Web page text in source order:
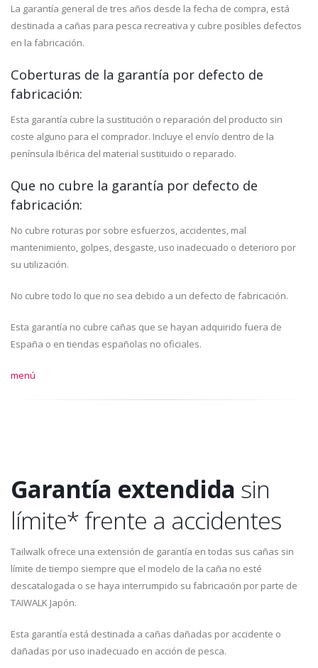
La garantía general de tres años desde la fecha de compra, está
destinada a cañas para pesca recreativa y cubre posibles defectos
en la fabricación.
Coberturas de la garantía por defecto de
fabricación:
Esta garantía cubre la sustitución o reparación del producto sin
coste alguno para el comprador. Incluye el envío dentro de la
península Ibérica del material sustituido o reparado.
Que no cubre la garantía por defecto de
fabricación:
No cubre roturas por sobre esfuerzos, accidentes, mal
mantenimiento, golpes, desgaste, uso inadecuado o deterioro por
su utilización.
No cubre todo lo que no sea debido a un defecto de fabricación.
Esta garantía no cubre cañas que se hayan adquirido fuera de
España o en tiendas españolas no oficiales.
menú
Garantía extendida sin
límite* frente a accidentes
Tailwalk ofrece una extensión de garantía en todas sus cañas sin
límite de tiempo siempre que el modelo de la caña no esté
descatalogada o se haya interrumpido su fabricación por parte de
TAIWALK Japón.
Esta garantía está destinada a cañas dañadas por accidente o
dañadas por uso inadecuado en acción de pesca.